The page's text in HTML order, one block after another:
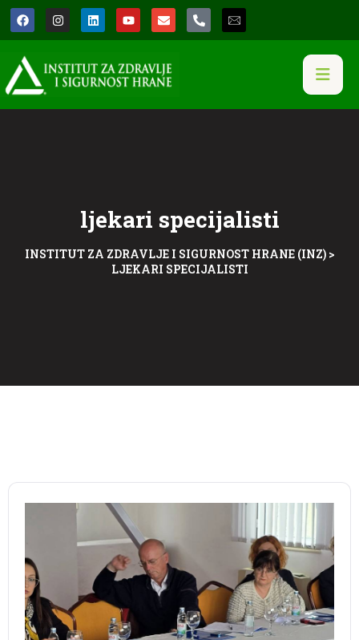
ljekari specijalisti
INSTITUT ZA ZDRAVLJE I SIGURNOST HRANE (INZ)>
LJEKARI SPECIJALISTI